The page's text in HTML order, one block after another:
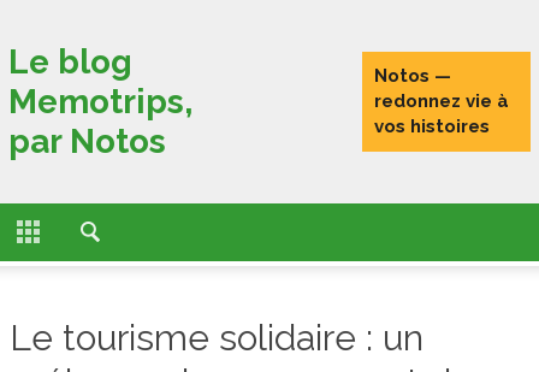
ACCUEIL
ACTUALITÉS
FONCTIONNALITÉS
L’HISTOIRE DE MEMOTRIPS
VOYAGEURS CONNECTÉS
Le blog
Memotrips,
par Notos
Notos —
redonnez vie à
vos histoires
Le tourisme solidaire : un